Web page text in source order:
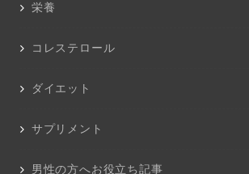
栄養
コレステロール
ダイエット
サプリメント
男性の方へお役立ち記事